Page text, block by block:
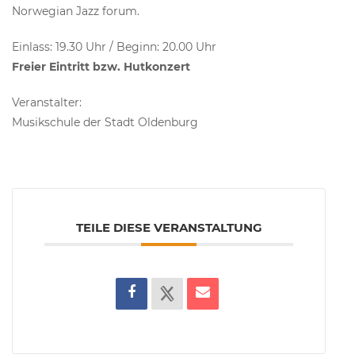
Norwegian Jazz forum.
Einlass: 19.30 Uhr / Beginn: 20.00 Uhr
Freier Eintritt bzw. Hutkonzert
Veranstalter:
Musikschule der Stadt Oldenburg
TEILE DIESE VERANSTALTUNG